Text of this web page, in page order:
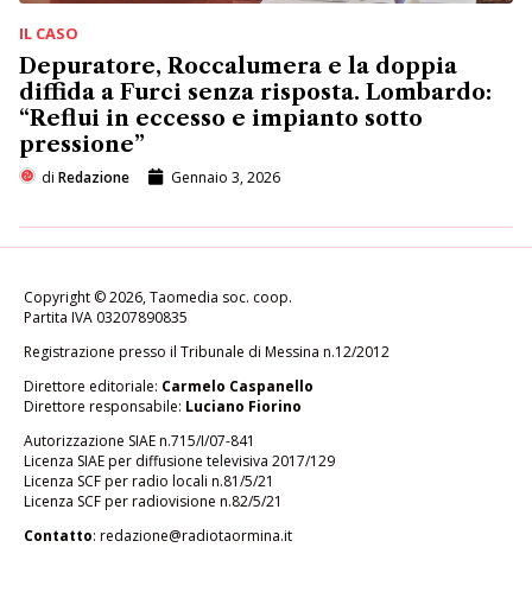
IL CASO
Depuratore, Roccalumera e la doppia
diffida a Furci senza risposta. Lombardo:
“Reflui in eccesso e impianto sotto
pressione”
di Redazione Gennaio 3, 2026
Copyright © 2026, Taomedia soc. coop.
Partita IVA 03207890835
Registrazione presso il Tribunale di Messina n.12/2012
Direttore editoriale: Carmelo Caspanello
Direttore responsabile: Luciano Fiorino
Autorizzazione SIAE n.715/I/07-841
Licenza SIAE per diffusione televisiva 2017/129
Licenza SCF per radio locali n.81/5/21
Licenza SCF per radiovisione n.82/5/21
Contatto: redazione@radiotaormina.it